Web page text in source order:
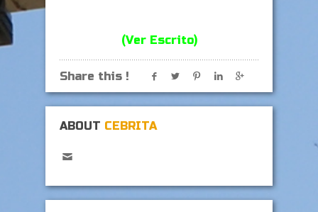
(Ver Escrito)
Share this !
ABOUT CEBRITA